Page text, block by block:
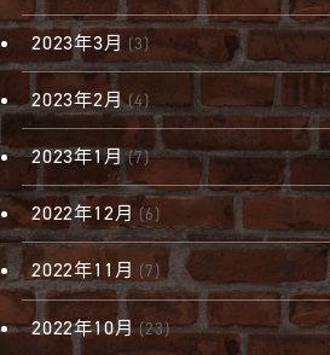
2023年3月 (3)
2023年2月(4)
2023年1月(7)
2022年12月 (6)
2022年11月 (7)
2022年10月(23)